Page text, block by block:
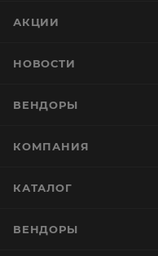
АКЦИИ
НОВОСТИ
ВЕНДОРЫ
КОМПАНИЯ
КАТАЛОГ
ВЕНДОРЫ